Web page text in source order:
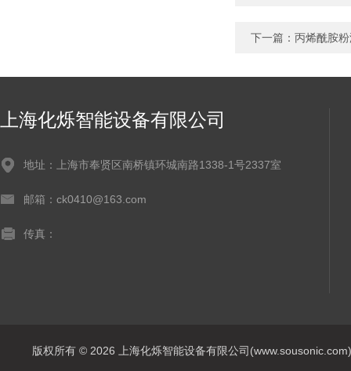
下一篇： 丙烯酰胺
上海化烁智能设备有限公司
地址：上海市奉贤区南桥镇环城南路1338-1号2337室
邮箱：ck0410@163.com
传真：
版权所有 © 2026 上海化烁智能设备有限公司